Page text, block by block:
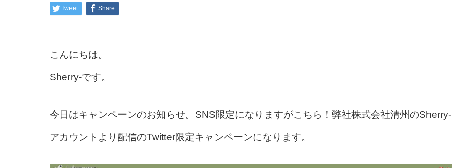
Tweet Share
こんにちは。
Sherry-です。
今日はキャンペーンのお知らせ。 SNS限定になりますがこちら！ 弊社株式会社清州のSherry-
アカウントより配信のTwitter限定キャンペーンになります。